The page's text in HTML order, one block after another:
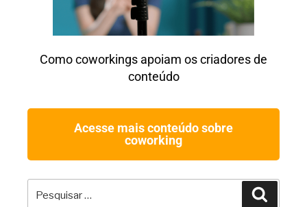
Como coworkings apoiam os criadores de
conteúdo
Acesse mais conteúdo sobre
coworking